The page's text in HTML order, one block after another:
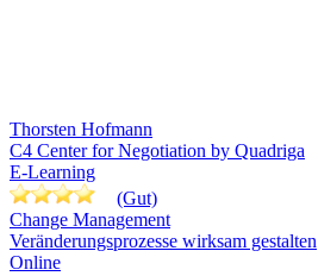
Thorsten Hofmann
C4 Center for Negotiation by Quadriga
E-Learning
(Gut)
Change Management
Veränderungsprozesse wirksam gestalten
Online